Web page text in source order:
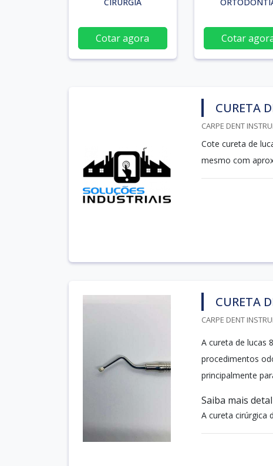
Cotar agora Cotar
CURETA
CARPE DENT
Cote cureta de
mesmo com
CURETA
CARPE DENT
A cureta de lucas
procedimentos
principalmente
Saiba mais
A cureta cirúrgica